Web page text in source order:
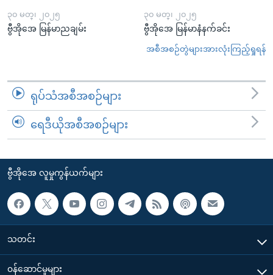
၃၀ မတ္၊ ၂၀၂၅
ဗွီအိုအေ မြန်မာညချမ်း
၃၀ မတ္၊ ၂၀၂၅
ဗွီအိုအေ မြန်မာနံနက်ခင်း
အစီအစဉ်တွဲများအားလုံးကြည့်ရှုရန်
ရုပ်သံအစီအစဉ်များ
ရေဒီယိုအစီအစဉ်များ
ဗွီအိုအေ လူမှုကွန်ယက်များ
သတင်း
၀န်ဆောင်မှုများ